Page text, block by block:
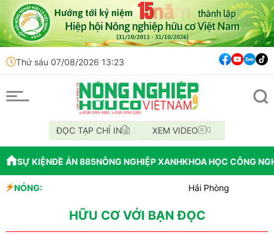
Thứ sáu 07/08/2026 13:23
ĐỌC TẠP CHÍ IN XEM VIDEO
SỰ KIỆNĐỀ ÁN 885NÔNG NGHIỆP XANHKHOA HỌC CÔNG
NÓNG:
Hải Phòng giao nhiệm vụ bứt
Cảnh báo canh tác cần sa
HỮU CƠ VỚI BẠN ĐỌC